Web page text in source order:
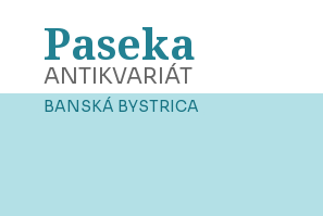
Paseka
ANTIKVARIÁT
BANSKÁ BYSTRICA